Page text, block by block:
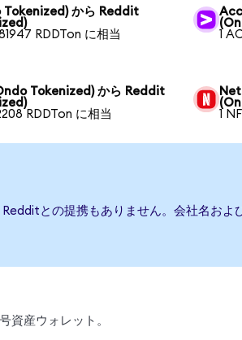
Tokenized) から Reddit
RDDTon に相当
1
Tokenized) から Reddit
RDDTon に相当
1
との提携もありません。会社名およ
資産ウォレット。